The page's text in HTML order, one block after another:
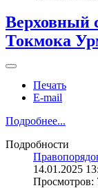
Верховный
Токмока
Печать
E-mail
Подробнее...
Подробности
14.01.2025
Просмотров: